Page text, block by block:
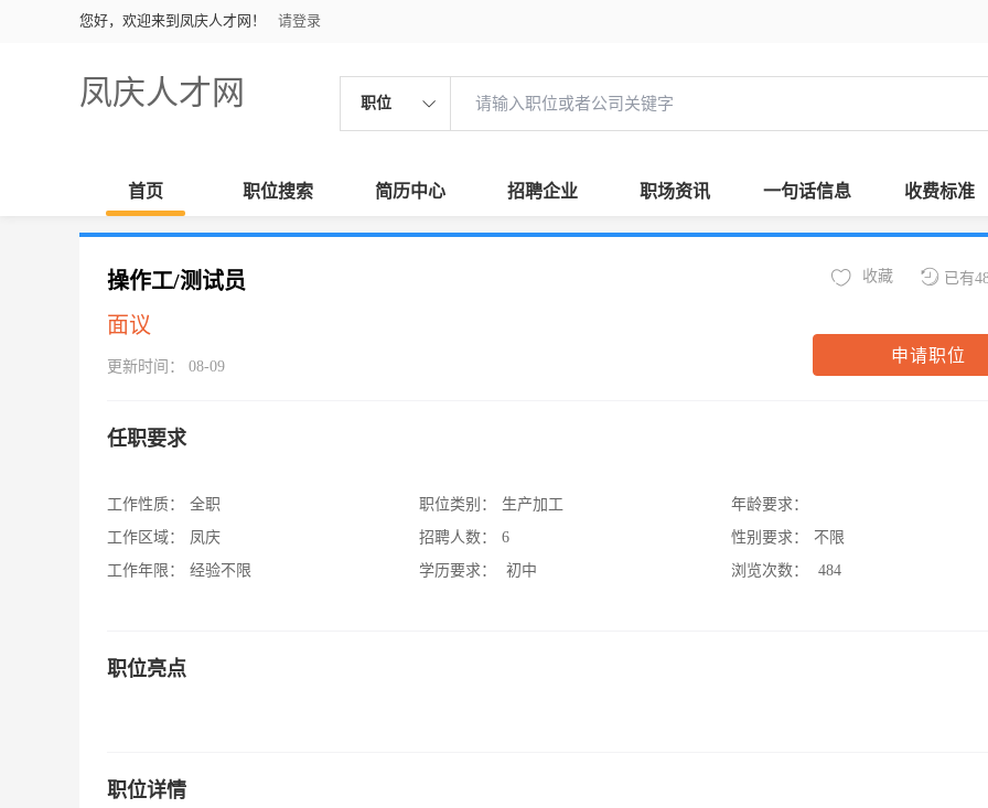
您好，欢迎来到凤庆人才网！ 请登录
凤庆人才网 职位
首页 职位搜索 简历中心 招聘企业 职场资讯 一句话信息 收费标准
操作工/测试员
面议
更新时间： 08-09
已有
收藏
申请职位
任职要求
工作性质：
全职
工作区域：
凤庆
工作年限：
经验不限
职位类别：
生产加工
招聘人数：
6
学历要求：
初中
年龄要求：
性别要求：
不限
浏览次数：
484
职位亮点
职位详情